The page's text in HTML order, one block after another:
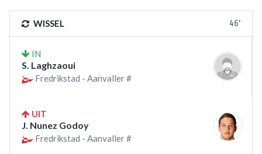
WISSEL 46'
IN
S. Laghzaoui
Fredrikstad - Aanvaller #
UIT
J. Nunez Godoy
Fredrikstad - Aanvaller #